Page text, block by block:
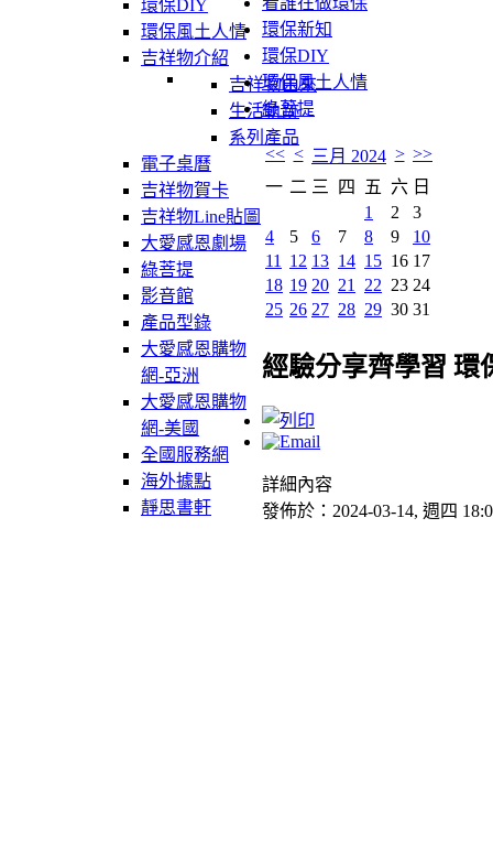
環保DIY
環保風土人情
吉祥物介紹
吉祥物由來
生活軌跡
系列產品
電子桌曆
吉祥物賀卡
吉祥物Line貼圖
大愛感恩劇場
綠菩提
影音館
產品型錄
大愛感恩購物
網-亞洲
大愛感恩購物
網-美國
全國服務網
海外據點
靜思書軒
環保新知
環保DIY
環保風土人情
綠菩提
<< < 三月 2024 > >>
一 二 三 四 五 六 日
1
2
3
4
5 6 7 8 9
10
11
12 13 14 15 16 17
18 19 20 21 22 23 24
25 26 27 28 29 30 31
經驗分享齊學習 環
詳細內容
發佈於：2024-03-14, 週四